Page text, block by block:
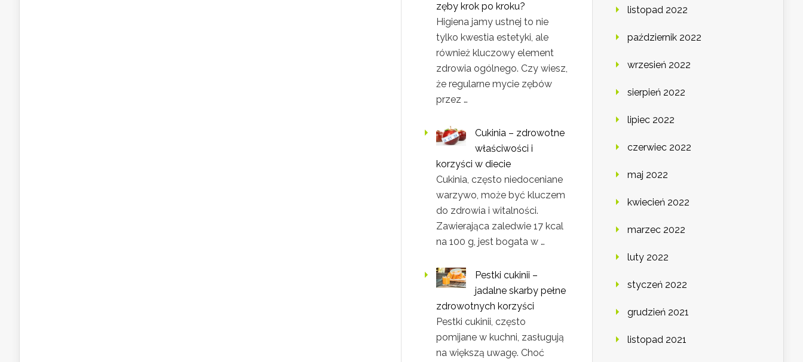
zęby krok po kroku?
Higiena jamy ustnej to nie
tylko kwestia estetyki, ale
również kluczowy element
zdrowia ogólnego. Czy wiesz,
że regularne mycie zębów
przez …
Cukinia – zdrowotne
właściwości i
korzyści w diecie
Cukinia, często niedoceniane
warzywo, może być kluczem
do zdrowia i witalności.
Zawierająca zaledwie 17 kcal
na 100 g, jest bogata w …
Pestki cukinii –
jadalne skarby pełne
zdrowotnych korzyści
Pestki cukinii, często
pomijane w kuchni, zasługują
na większą uwagę. Choć
listopad 2022
październik 2022
wrzesień 2022
sierpień 2022
lipiec 2022
czerwiec 2022
maj 2022
kwiecień 2022
marzec 2022
luty 2022
styczeń 2022
grudzień 2021
listopad 2021